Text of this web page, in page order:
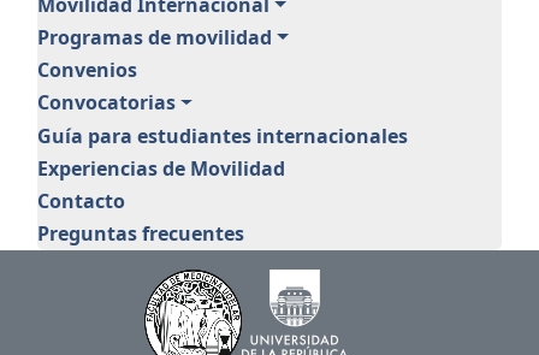
Programas de movilidad
Convenios
Convocatorias
Guía para estudiantes internacionales
Experiencias de Movilidad
Contacto
Preguntas frecuentes